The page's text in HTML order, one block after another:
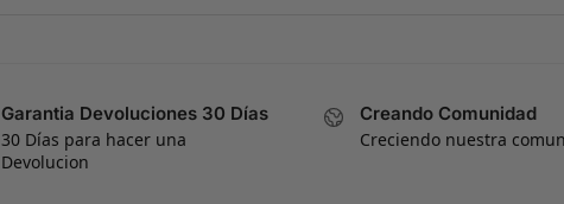
Garantia Devoluciones 30 Días
30 Días para hacer una
Devolucion
Creando Comunidad
Creciendo nuestra